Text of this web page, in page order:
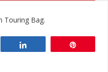
Touring Bag.